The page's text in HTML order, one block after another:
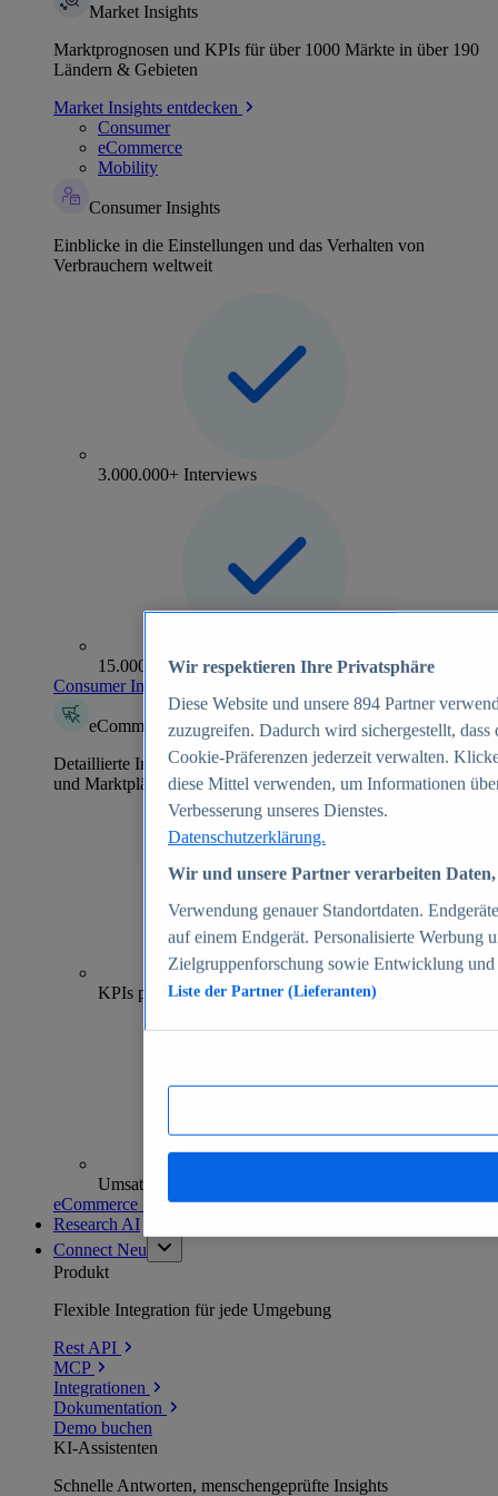
Market Insights
Marktprognosen und KPIs für über 1000 Märkte in über 190
Ländern & Gebieten
Market Insights entdecken
Consumer
eCommerce
Mobility
Consumer Insights
Einblicke in die Einstellungen und das Verhalten von
Verbrauchern weltweit
3.000.000+ Interviews
15.000+ Marken
Consumer Insights entdecken
eCommerce Insights
Detaillierte Informationen zu mehr als 39.000 Online-Shops
und Marktplätzen
70+
KPIs pro Shop
Umsatzanalysen und -prognosen
eCommerce Insights entdecken
Research AI
Connect Neu
Produkt
Flexible Integration für jede Umgebung
Rest API
MCP
Integrationen
Dokumentation
Demo buchen
KI-Assistenten
Schnelle Antworten, menschengeprüfte Insights
Wir respektieren Ihre Privatsphäre
Diese Website und unsere 894 Partner
zuzugreifen. Dadurch wird sichergestellt,
Cookie-Präferenzen jederzeit verwalten.
diese Mittel verwenden, um Informationen
Verbesserung unseres Dienstes.
Datenschutzerklärung.
Wir und unsere Partner verarbeiten
Verwendung genauer Standortdaten.
auf einem Endgerät. Personalisierte Werbung
Zielgruppenforschung sowie Entwicklung
Liste der Partner (Lieferanten)